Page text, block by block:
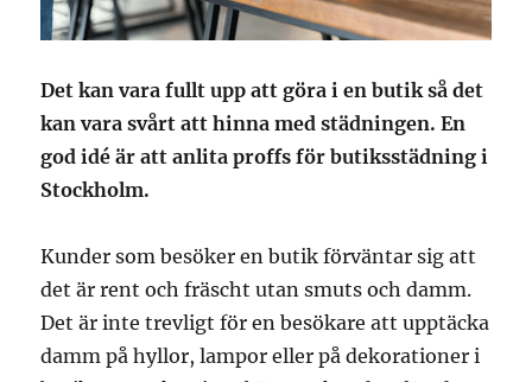
Det kan vara fullt upp att göra i en butik så det
kan vara svårt att hinna med städningen. En
god idé är att anlita proffs för butiksstädning i
Stockholm.
Kunder som besöker en butik förväntar sig att
det är rent och fräscht utan smuts och damm.
Det är inte trevligt för en besökare att upptäcka
damm på hyllor, lampor eller på dekorationer i